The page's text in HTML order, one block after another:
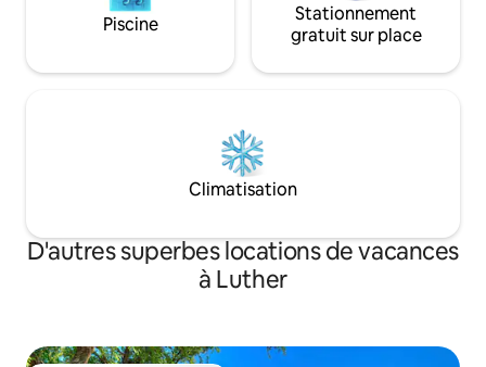
Piscine
Stationnement
gratuit sur place
Climatisation
D'autres superbes locations de vacances
à Luther